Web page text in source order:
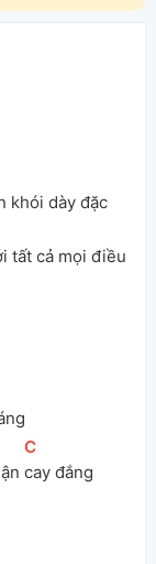
khói dày đặc
tất cả mọi điều
[
C
cay đắng